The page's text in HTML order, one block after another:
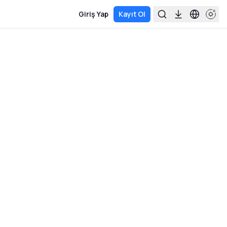
Giriş Yap Kayıt Ol